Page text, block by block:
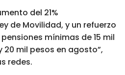
del 21%
de Movilidad, y un refuerzo
mínimas de 15 mil
20 mil pesos en agosto”,
redes.